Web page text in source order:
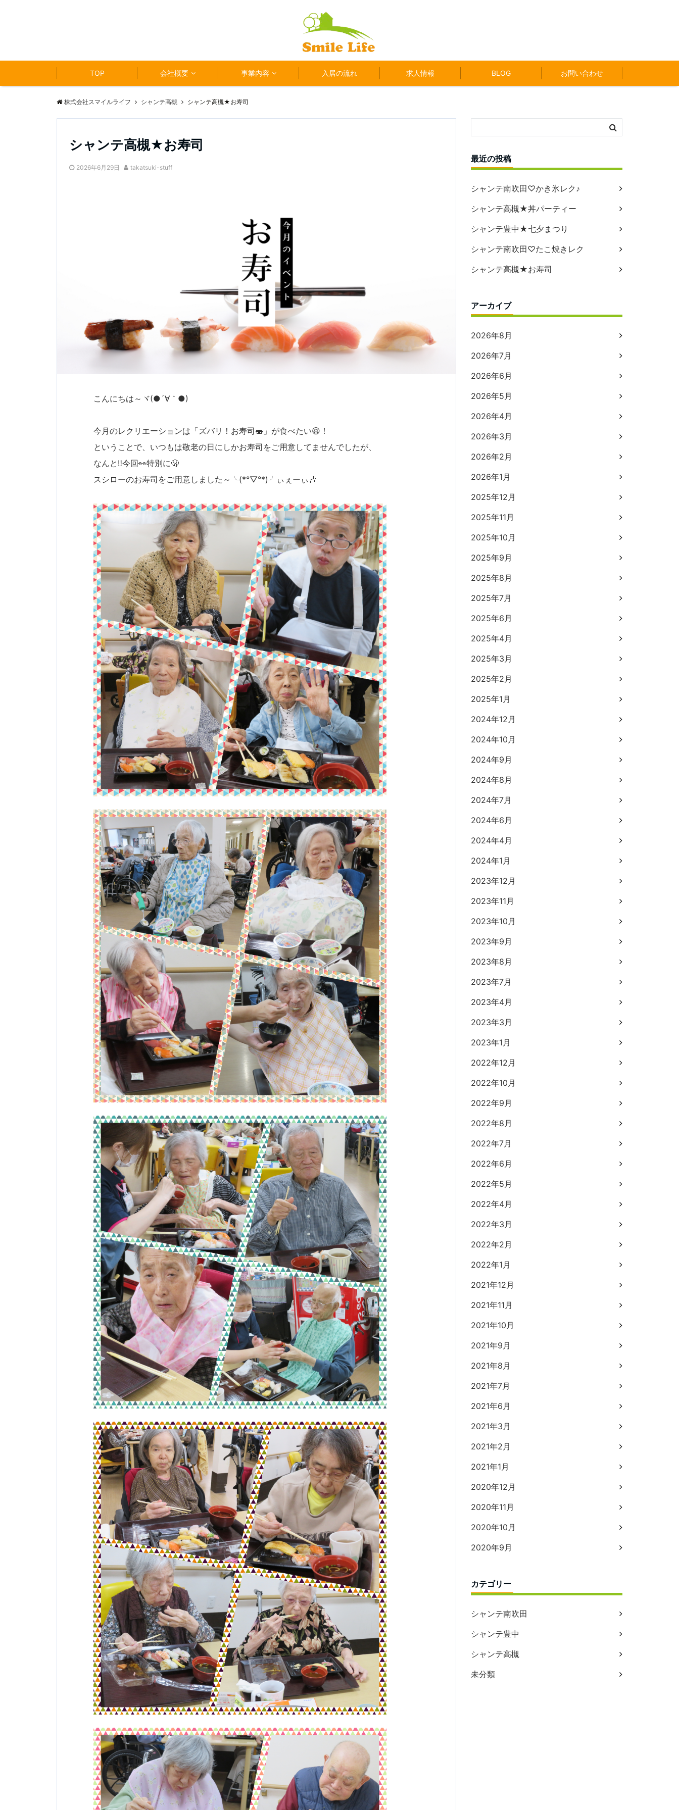
TOP 会社概要 事業内容 入居の流れ 求人情報 BLOG お問い合わせ
株式会社スマイルライフ シャンテ高槻 シャンテ高槻★お寿司
シャンテ高槻★お寿司
2026年6月29日 takatsuki-stuff
こんにちは～ヾ(●´∀｀●)
今月のレクリエーションは「ズバリ！お寿司🍣」が食べたい😆！
ということで、いつもは敬老の日にしかお寿司をご用意してませんでしたが、
なんと‼️今回👀特別に🫢
スシローのお寿司をご用意しました～╰(*°▽°*)╯ぃぇーぃ🎶
最近の投稿
シャンテ南吹田♡かき氷レク♪
シャンテ高槻★丼パーティー
シャンテ豊中★七夕まつり
シャンテ南吹田♡たこ焼きレク
シャンテ高槻★お寿司
アーカイブ
2026年8月
2026年7月
2026年6月
2026年5月
2026年4月
2026年3月
2026年2月
2026年1月
2025年12月
2025年11月
2025年10月
2025年9月
2025年8月
2025年7月
2025年6月
2025年4月
2025年3月
2025年2月
2025年1月
2024年12月
2024年10月
2024年9月
2024年8月
2024年7月
2024年6月
2024年4月
2024年1月
2023年12月
2023年11月
2023年10月
2023年9月
2023年8月
2023年7月
2023年4月
2023年3月
2023年1月
2022年12月
2022年10月
2022年9月
2022年8月
2022年7月
2022年6月
2022年5月
2022年4月
2022年3月
2022年2月
2022年1月
2021年12月
2021年11月
2021年10月
2021年9月
2021年8月
2021年7月
2021年6月
2021年3月
2021年2月
2021年1月
2020年12月
2020年11月
2020年10月
2020年9月
カテゴリー
シャンテ南吹田
シャンテ豊中
シャンテ高槻
未分類